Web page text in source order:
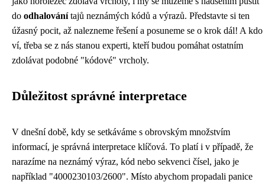
do odhalovánítajů neznámých kódů a výrazů. Představte si ten
úžasný pocit, až nalezneme řešení a posuneme se o krok dál! A kdo
ví, třeba se z nás stanou experti, kteří budou pomáhat ostatním
zdolávat podobné "kódové" vrcholy.
Důležitost správné interpretace
V dnešní době, kdy se setkáváme s obrovským množstvím
informací, je správná interpretace klíčová. To platí i v případě, že
narazíme na neznámý výraz, kód nebo sekvenci čísel, jako je
například "4000230103/2600". Místo abychom propadali panice